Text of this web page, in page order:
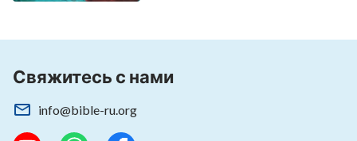
Свяжитесь с нами
info@bible-ru.org